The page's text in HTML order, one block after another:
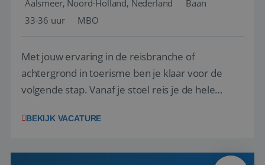
Aalsmeer, Noord-Holland, Nederland
Baan
33-36 uur
MBO
Met jouw ervaring in de reisbranche of
achtergrond in toerisme ben je klaar voor de
volgende stap. Vanaf je stoel reis je de hele
wensen van je team, je klant en wat er in de
klanten te overtuigen om die droomreis te
BEKIJK VACATURE